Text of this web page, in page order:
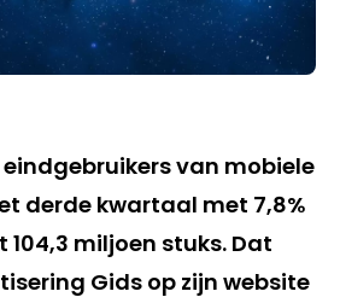
van mobiele
derde kwartaal met 7,8%
miljoen stuks. Dat
Gids op zijn website